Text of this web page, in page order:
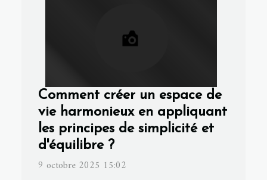
Comment créer un espace de
vie harmonieux en appliquant
les principes de simplicité et
d'équilibre ?
9 octobre 2025 15:02